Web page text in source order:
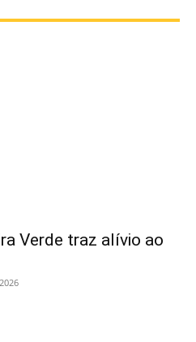
Verde traz alívio ao